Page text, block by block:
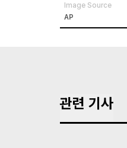
Image Source
AP
관련 기사